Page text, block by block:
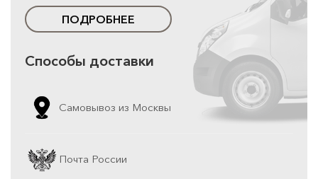
ПОДРОБНЕЕ
Способы доставки
Самовывоз из Москвы
Почта России